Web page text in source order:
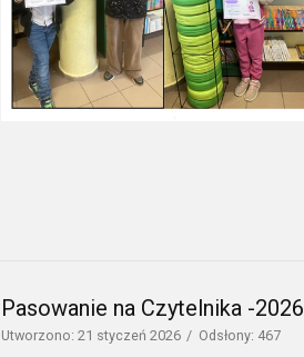
Pasowanie na Czytelnika -2026
Utworzono: 21 styczeń 2026 Odsłony: 467